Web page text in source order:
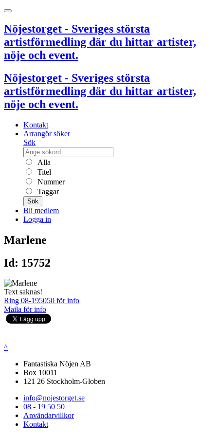
Nöjestorget - Sveriges största
artistförmedling där du hittar artister,
nöje och event.
Nöjestorget - Sveriges största
artistförmedling där du hittar artister,
nöje och event.
Kontakt
Arrangör söker
Sök
Alla
Titel
Nummer
Taggar
Sök
Bli medlem
Logga in
Marlene
Id: 15752
Text saknas!
Ring 08-195050 för info
Maila för info
^
Fantastiska Nöjen AB
Box 10011
121 26 Stockholm-Globen
info@nojestorget.se
08 - 19 50 50
Användarvillkor
Kontakt